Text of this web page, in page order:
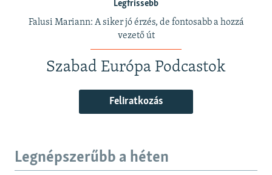
Legfrissebb
Falusi Mariann: A siker jó érzés, de fontosabb a hozzá
vezető út
Szabad Európa Podcastok
Feliratkozás
Legnépszerűbb a héten